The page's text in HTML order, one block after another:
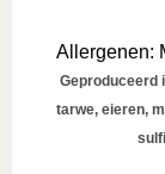
Allergenen:
Geproduceerd
tarwe, eieren,